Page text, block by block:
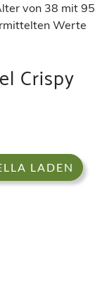
von 38 mit 95
Werte
Crispy
LADEN